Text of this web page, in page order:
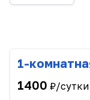
1-
1400 ₽/сутки